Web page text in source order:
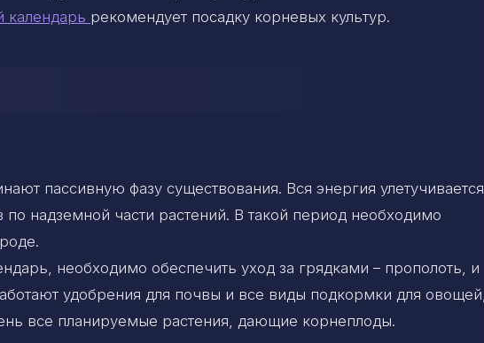
календарь рекомендует посадку корневых культур.
пассивную фазу существования. Вся энергия улетучивается
надземной части растений. В такой период необходимо
необходимо обеспечить уход за грядками – прополоть, и
удобрения для почвы и все виды подкормки для овощей,
все планируемые растения, дающие корнеплоды.